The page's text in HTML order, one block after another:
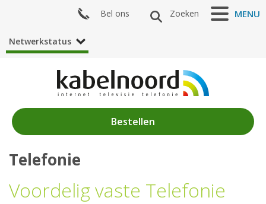
Nieuws
Producten
Bestellen
MENU
Zoeken
Bel ons
Netwerkstatus
Telefonie
Voordelig vaste Telefonie